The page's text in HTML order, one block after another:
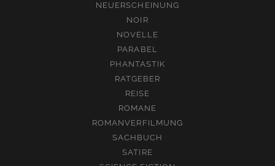
NEUERSCHEINUNG
NOIR
NOVELLE
PARABEL
PHANTASTIK
RATGEBER
REISE
ROMANE
ROMANVERFILMUNG
SACHBUCH
SATIRE